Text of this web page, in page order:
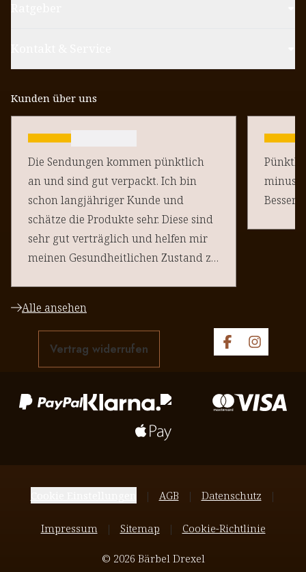
Kunden über uns
Die Sendungen kommen pünktlich
an und sind gut verpackt. Ich bin
schon langjähriger Kunde und
schätze die Produkte sehr. Diese sind
sehr gut verträglich und helfen mir
meinen Gesundheitlichen Zustand zu
Pünktlich
minus
Alle ansehen
Vertrag widerrufen
AGB Datenschutz
Impressum Sitemap Cookie-Richtlinie
© 2026 Bärbel Drexel